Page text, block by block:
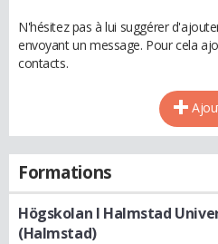
N'hésitez pas à lui suggérer
envoyant un message. Pour cela
contacts.
Formations
Högskolan I Halmstad
(Halmstad)